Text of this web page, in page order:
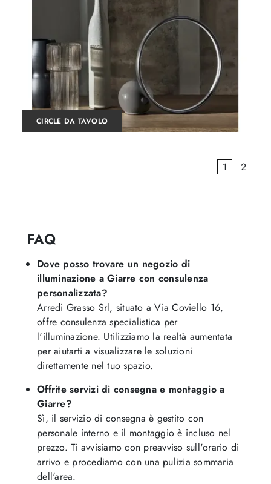
CIRCLE DA TAVOLO
1 2
FAQ
Dove posso trovare un negozio di
illuminazione a Giarre con consulenza
personalizzata?
Arredi Grasso Srl, situato a Via Coviello 16,
offre consulenza specialistica per
l'illuminazione. Utilizziamo la realtà aumentata
per aiutarti a visualizzare le soluzioni
direttamente nel tuo spazio.
Offrite servizi di consegna e montaggio a
Giarre?
Sì, il servizio di consegna è gestito con
personale interno e il montaggio è incluso nel
prezzo. Ti avvisiamo con preavviso sull'orario di
arrivo e procediamo con una pulizia sommaria
dell'area.